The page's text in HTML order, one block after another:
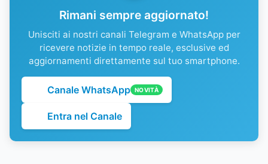
Rimani sempre aggiornato!
Unisciti ai nostri canali Telegram e WhatsApp per
ricevere notizie in tempo reale, esclusive ed
aggiornamenti direttamente sul tuo smartphone.
Canale WhatsApp NOVITÀ
Entra nel Canale